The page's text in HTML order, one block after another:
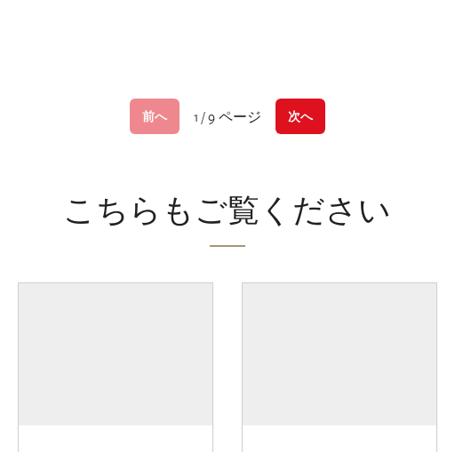
前へ 1 / 9 ページ 次へ
こちらもご覧ください